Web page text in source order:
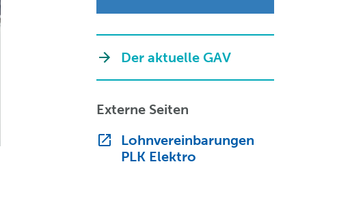
Der aktuelle GAV
Externe Seiten
Lohnvereinbarungen
PLK Elektro